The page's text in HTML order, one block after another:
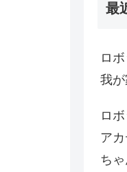
最
ロ
我が
ロ
ア
ちゃ